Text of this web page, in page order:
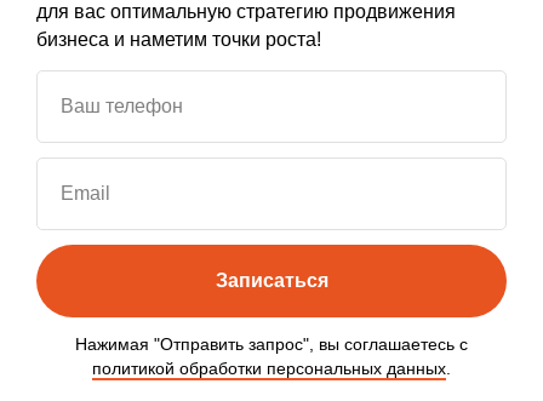
Услуги
ейсы
арифы
слуги
Старт бизнеса ВК
Карта сайта
Телефон: +7 951-605-4678
Группа ВКонтакте
для вас оптимальную стратегию продвижения
бизнеса и наметим точки роста!
Ваш телефон
Email
Записаться
Нажимая "Отправить запрос", вы соглашаетесь с
политикой обработки персональных данных